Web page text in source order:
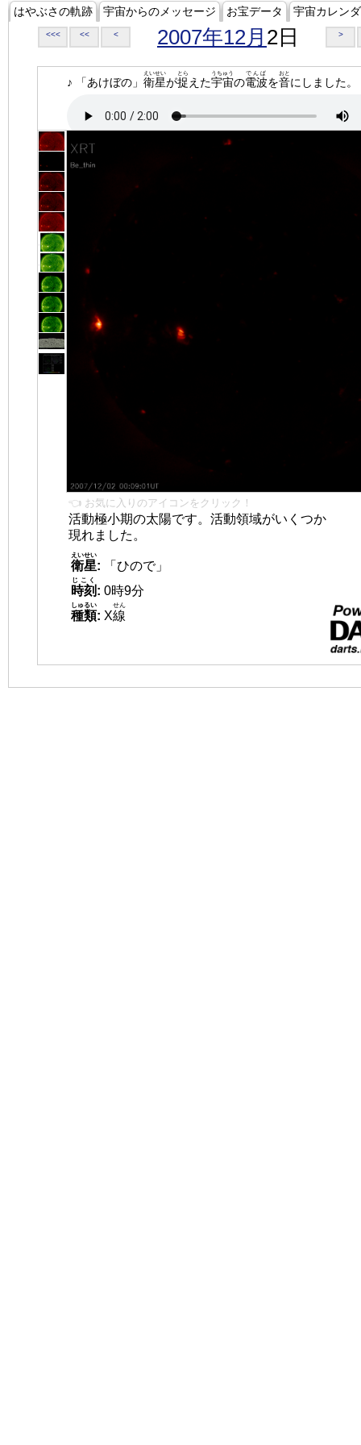
はやぶさの軌跡 宇宙からのメッセージ お宝データ 宇宙カレン
<<< << < 2007年12月 2日 >
♪ 「あけぼの」 衛星
えいせい
が捉
とら
えた宇宙
うちゅう
の電波
でんぱ
を音
おと
にしました。
👈 お気に入りのアイコンをクリック！
活動極小期の太陽です。活動領域がいくつか
現れました。
衛星
えいせい
:
「ひので」
時刻
じこく
: 0時9分
種類
しゅるい
: X線
せん